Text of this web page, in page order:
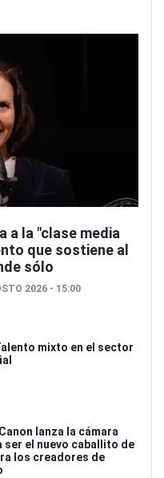
a la "clase media
que sostiene al
sólo
2026 - 15:00
mixto en el sector
Canon lanza la cámara
ser el nuevo caballito de
los creadores de